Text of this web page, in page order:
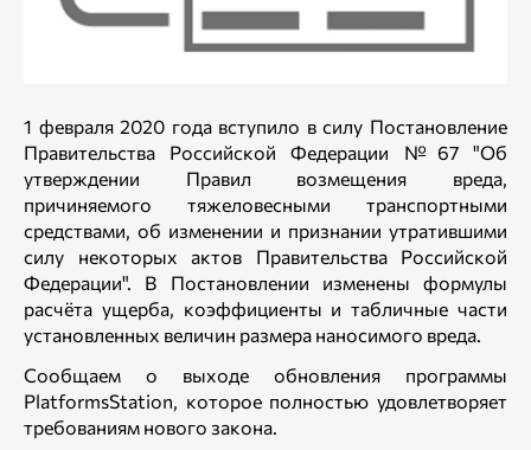
1 февраля 2020 года вступило в силу Постановление
Правительства Российской Федерации №67 "Об
утверждении Правил возмещения вреда,
причиняемого тяжеловесными транспортными
средствами, об изменении и признании утратившими
силу некоторых актов Правительства Российской
Федерации". В Постановлении изменены формулы
расчёта ущерба, коэффициенты и табличные части
установленных величин размера наносимого вреда.
Сообщаем о выходе обновления программы
PlatformsStation, которое полностью удовлетворяет
требованиям нового закона.